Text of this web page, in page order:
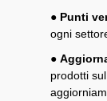
● Punti
ogni
●
prodotti